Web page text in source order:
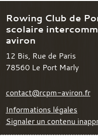
Rowing Club de
scolaire
aviron
12 Bis, Rue de Paris
78560 Le Port Marly
contact@rcpm-aviron.fr
Informations légales
Signaler un contenu